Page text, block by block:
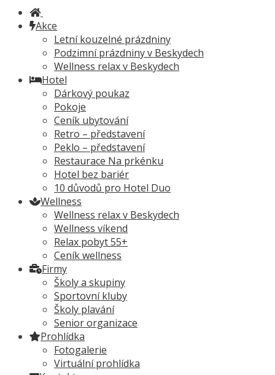
webu
Akce
Letní kouzelné prázdniny
Podzimní prázdniny v Beskydech
Wellness relax v Beskydech
Hotel
Dárkový poukaz
Pokoje
Ceník ubytování
Retro – představení
Peklo – představení
Restaurace Na prkénku
Hotel bez bariér
10 důvodů pro Hotel Duo
Wellness
Wellness relax v Beskydech
Wellness víkend
Relax pobyt 55+
Ceník wellness
Firmy
Školy a skupiny
Sportovní kluby
Školy plavání
Senior organizace
Prohlídka
Fotogalerie
Virtuální prohlídka